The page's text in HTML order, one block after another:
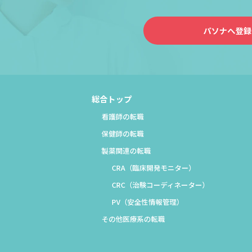
パソナへ登録
総合トップ
看護師の転職
保健師の転職
製薬関連の転職
CRA（臨床開発モニター）
CRC（治験コーディネーター）
PV（安全性情報管理）
その他医療系の転職